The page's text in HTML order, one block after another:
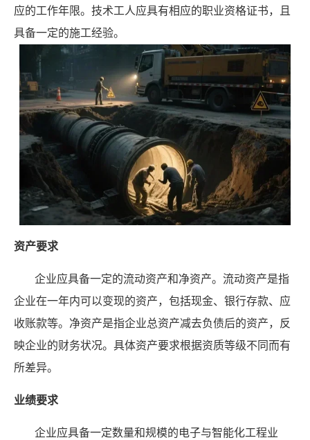
应的工作年限。技术工人应具有相应的职业资格证书，且
具备一定的施工经验。
资产要求
企业应具备一定的流动资产和净资产。流动资产是指
企业在一年内可以变现的资产，包括现金、银行存款、应
收账款等。净资产是指企业总资产减去负债后的资产，反
映企业的财务状况。具体资产要求根据资质等级不同而有
所差异。
业绩要求
企业应具备一定数量和规模的电子与智能化工程业